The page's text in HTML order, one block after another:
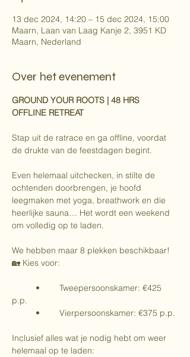
13 dec 2024, 14:20 – 15 dec 2024, 15:00
Maarn, Laan van Laag Kanje 2, 3951 KD
Maarn, Nederland
Over het evenement
GROUND YOUR ROOTS | 48 HRS
OFFLINE RETREAT
Stap uit de ratrace en ga offline, voordat
de drukte van de feestdagen begint.
Even helemaal uitchecken, in stilte de
ochtenden doorbrengen, je hoofd
leegmaken met yoga, breathwork en die
heerlijke sauna… Het wordt een weekend
om volledig op te laden.
We hebben maar 8 plekken beschikbaar!
🏡 Kies voor:
p.p.
	•	Vierpersoonskamer: €375 p.p.
Inclusief alles wat je nodig hebt om weer
helemaal op te laden: